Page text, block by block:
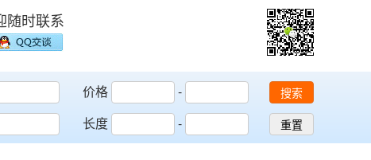
随时联系
价格
-
长度
-
搜索
重置